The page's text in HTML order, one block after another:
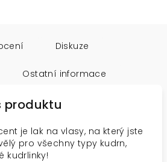
Diskuze
Ostatní informace
produktu
je lak na vlasy, na který jste
pro všechny typy kudrn,
kudrlinky!